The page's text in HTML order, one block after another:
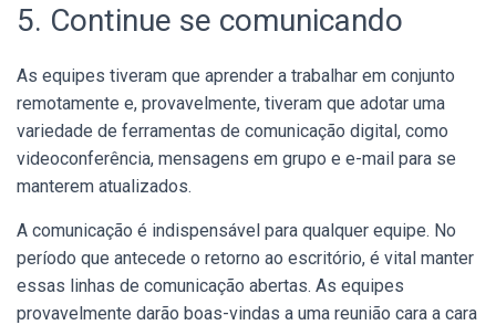
5. Continue se comunicando
As equipes tiveram que aprender a trabalhar em conjunto
remotamente e, provavelmente, tiveram que adotar uma
variedade de ferramentas de comunicação digital, como
videoconferência, mensagens em grupo e e-mail para se
manterem atualizados.
A comunicação é indispensável para qualquer equipe. No
período que antecede o retorno ao escritório, é vital manter
essas linhas de comunicação abertas. As equipes
provavelmente darão boas-vindas a uma reunião cara a cara